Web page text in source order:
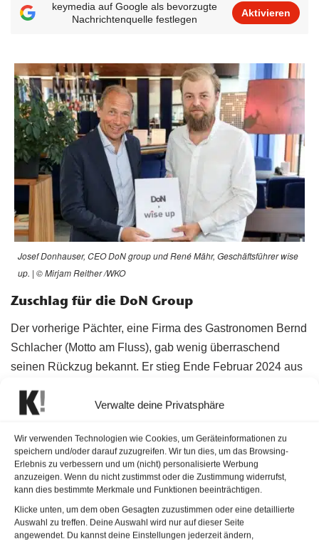
Verwalte deine Privatsphäre
Wir verwenden Technologien wie Cookies, um Geräteinformationen zu
speichern und/oder darauf zuzugreifen. Wir tun dies, um das Browsing-
Erlebnis zu verbessern und um (nicht) personalisierte Werbung
anzuzeigen. Wenn du nicht zustimmst oder die Zustimmung widerrufst,
kann dies bestimmte Merkmale und Funktionen beeinträchtigen.
Klicke unten, um dem oben Gesagten zuzustimmen oder eine detaillierte
Auswahl zu treffen. Deine Auswahl wird nur auf dieser Seite
angewendet. Du kannst deine Einstellungen jederzeit ändern,
keymedia auf Google als bevorzugte
Nachrichtenquelle festlegen
Aktivieren
Josef Donhauser, CEO DoN group und René Mähr, Geschäftsführer wîse
up. | © Mirjam Reither /WKO
Zuschlag für die DoN Group
Der vorherige Pächter, eine Firma des Gastronomen Bernd
Schlacher (Motto am Fluss), gab wenig überraschend
seinen Rückzug bekannt. Er stieg Ende Februar 2024 aus
ungünstige wirtschaftlicheRahmenbedingungen
zwar noch probiert, eine Lösung zu finden, aber schließlich
fand man keine absehbare positive Entwicklung des
Standorts rechentauglich. Daraufhin nahm die zuständige
zurück in ihren Besitz.Hinter den Kulissen wurde
währenddessen eifrig nach einem Nachfolger Ausschau